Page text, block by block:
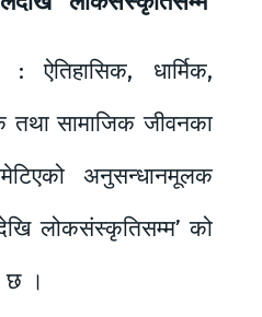
धार्मिक,
तथा सामाजिक जीवनका
अनुसन्धानमूलक
लोकसंस्कृतिसम्म’ को
छ ।